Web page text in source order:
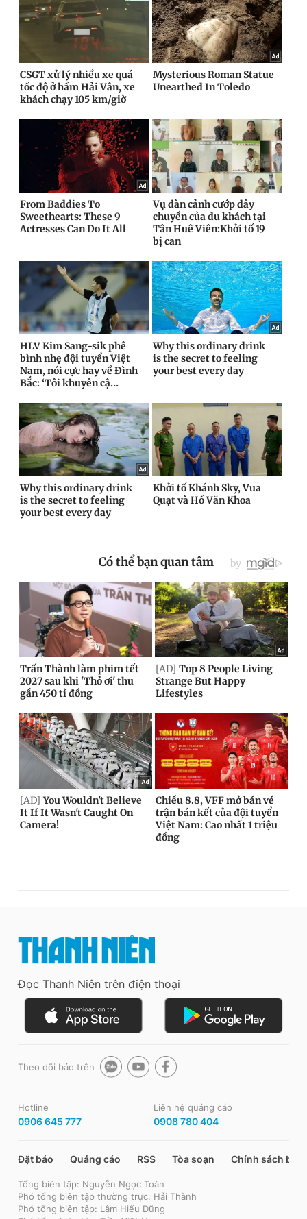
Đọc Thanh Niên trên điện thoại
Theo dõi báo trên
Hotline
0906 645 777
Liên hệ quảng cáo
0908 780 404
Đặt báo Quảng cáo RSS Tòa soạn Chính sách bảo
Tổng biên tập: Nguyễn Ngọc Toàn
Phó tổng biên tập thường trực: Hải Thành
Phó tổng biên tập: Lâm Hiếu Dũng